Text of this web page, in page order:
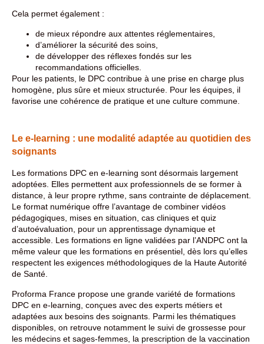
Cela permet également :
de mieux répondre aux attentes réglementaires,
d’améliorer la sécurité des soins,
de développer des réflexes fondés sur les
recommandations officielles.
Pour les patients, le DPC contribue à une prise en charge plus
homogène, plus sûre et mieux structurée. Pour les équipes, il
favorise une cohérence de pratique et une culture commune.
Le e-learning : une modalité adaptée au quotidien des
soignants
Les formations DPC en e-learning sont désormais largement
adoptées. Elles permettent aux professionnels de se former à
distance, à leur propre rythme, sans contrainte de déplacement.
Le format numérique offre l’avantage de combiner vidéos
pédagogiques, mises en situation, cas cliniques et quiz
d’autoévaluation, pour un apprentissage dynamique et
accessible. Les formations en ligne validées par l’ANDPC ont la
même valeur que les formations en présentiel, dès lors qu’elles
respectent les exigences méthodologiques de la Haute Autorité
de Santé.
Proforma France propose une grande variété de formations
DPC en e-learning, conçues avec des experts métiers et
adaptées aux besoins des soignants. Parmi les thématiques
disponibles, on retrouve notamment le suivi de grossesse pour
les médecins et sages-femmes, la prescription de la vaccination